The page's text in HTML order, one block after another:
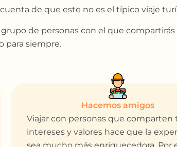
de que este no es el típico viaje
de personas con el que
para siempre.
Hacemos amigos
Viajar con personas que comparten
intereses y valores hace que la